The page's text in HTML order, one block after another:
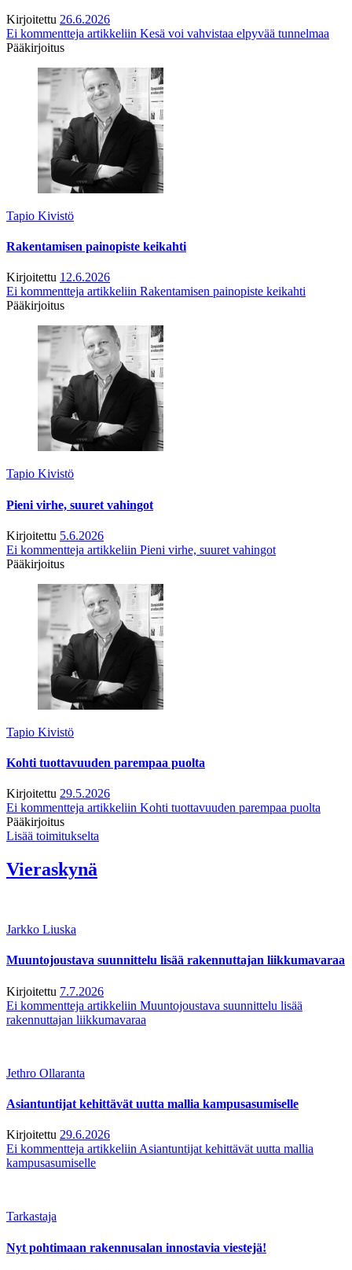
Kirjoitettu 26.6.2026
Ei kommentteja artikkeliin Kesä voi vahvistaa elpyvää tunnelmaa
Pääkirjoitus
Tapio Kivistö
Rakentamisen painopiste keikahti
Kirjoitettu 12.6.2026
Ei kommentteja artikkeliin Rakentamisen painopiste keikahti
Pääkirjoitus
Tapio Kivistö
Pieni virhe, suuret vahingot
Kirjoitettu 5.6.2026
Ei kommentteja artikkeliin Pieni virhe, suuret vahingot
Pääkirjoitus
Tapio Kivistö
Kohti tuottavuuden parempaa puolta
Kirjoitettu 29.5.2026
Ei kommentteja artikkeliin Kohti tuottavuuden parempaa puolta
Pääkirjoitus
Lisää toimitukselta
Vieraskynä
Jarkko Liuska
Muuntojoustava suunnittelu lisää rakennuttajan liikkumavaraa
Kirjoitettu 7.7.2026
Ei kommentteja artikkeliin Muuntojoustava suunnittelu lisää
rakennuttajan liikkumavaraa
Jethro Ollaranta
Asiantuntijat kehittävät uutta mallia kampusasumiselle
Kirjoitettu 29.6.2026
Ei kommentteja artikkeliin Asiantuntijat kehittävät uutta mallia
kampusasumiselle
Tarkastaja
Nyt pohtimaan rakennusalan innostavia viestejä!